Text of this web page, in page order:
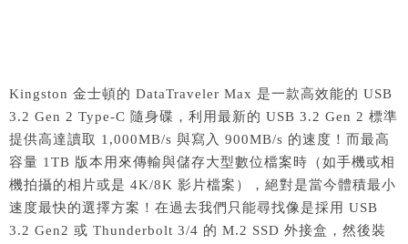
Kingston 金士頓的 DataTraveler Max 是一款高效能的 USB
3.2 Gen 2 Type-C 隨身碟，利用最新的 USB 3.2 Gen 2 標準
提供高達讀取 1,000MB/s 與寫入 900MB/s 的速度！而最高
容量 1TB 版本用來傳輸與儲存大型數位檔案時（如手機或相
機拍攝的相片或是 4K/8K 影片檔案），絕對是當今體積最小
速度最快的選擇方案！在過去我們只能尋找像是採用 USB
3.2 Gen2 或 Thunderbolt 3/4 的 M.2 SSD 外接盒，然後裝